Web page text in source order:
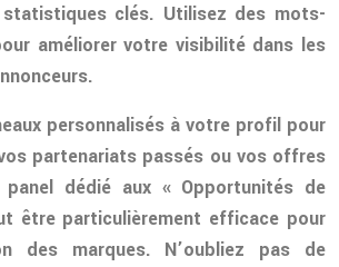
clés. Utilisez des mots-
améliorer votre visibilité dans les
personnalisés à votre profil pour
partenariats passés ou vos offres
panel dédié aux « Opportunités de
être particulièrement efficace pour
des marques. N’oubliez pas de